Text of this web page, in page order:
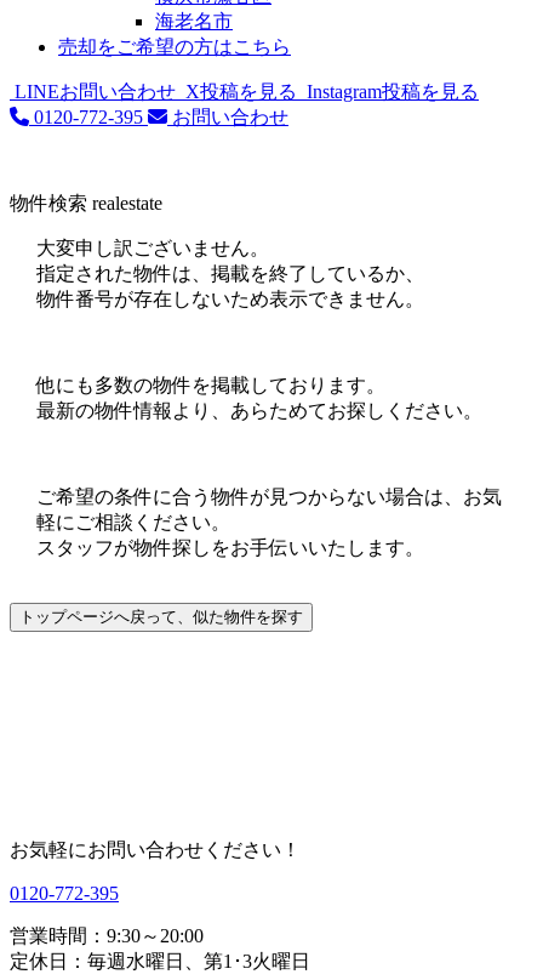
海老名市
売却をご希望の方はこちら
LINEお問い合わせ X投稿を見る Instagram投稿を見る
0120-772-395
お問い合わせ
物件検索 realestate
大変申し訳ございません。
指定された物件は、掲載を終了しているか、
物件番号が存在しないため表示できません。
他にも多数の物件を掲載しております。
最新の物件情報より、あらためてお探しください。
ご希望の条件に合う物件が見つからない場合は、お気
軽にご相談ください。
スタッフが物件探しをお手伝いいたします。
お気軽にお問い合わせください！
0120-772-395
営業時間：9:30～20:00
定休日：毎週水曜日、第1･3火曜日